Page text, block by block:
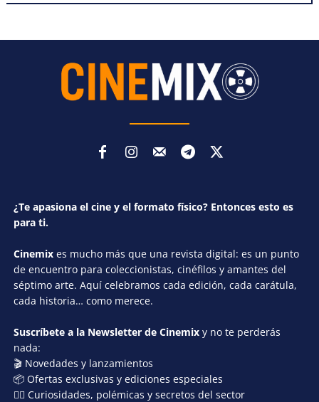
¿Te apasiona el cine y el formato físico? Entonces esto es
para ti.
Cinemix es mucho más que una revista digital: es un punto
de encuentro para coleccionistas, cinéfilos y amantes del
séptimo arte. Aquí celebramos cada edición, cada carátula,
cada historia… como merece.
Suscríbete a la Newsletter de Cinemix y no te perderás
nada:
🎬 Novedades y lanzamientos
📦 Ofertas exclusivas y ediciones especiales
🕵️‍♂️ Curiosidades, polémicas y secretos del sector